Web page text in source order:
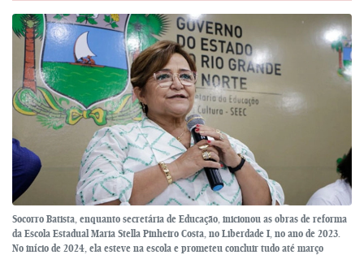
Socorro Batista, enquanto secretária de Educação, inicionou as obras de reforma
da Escola Estadual Maria Stella Pinheiro Costa, no Liberdade I, no ano de 2023.
No início de 2024, ela esteve na escola e prometeu concluir tudo até março